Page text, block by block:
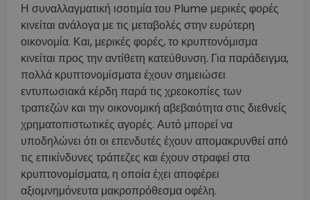
Η συναλλαγματική ισοτιμία του Plume μερικές φορές
κινείται ανάλογα με τις μεταβολές στην ευρύτερη
οικονομία. Και, μερικές φορές, το κρυπτονόμισμα
κινείται προς την αντίθετη κατεύθυνση. Για παράδειγμα,
πολλά κρυπτονομίσματα έχουν σημειώσει
εντυπωσιακά κέρδη παρά τις χρεοκοπίες των
τραπεζών και την οικονομική αβεβαιότητα στις διεθνείς
χρηματοπιστωτικές αγορές. Αυτό μπορεί να
υποδηλώνει ότι οι επενδυτές έχουν απομακρυνθεί από
τις επικίνδυνες τράπεζες και έχουν στραφεί στα
κρυπτονομίσματα, η οποία έχει αποφέρει
αξιομνημόνευτα μακροπρόθεσμα οφέλη.